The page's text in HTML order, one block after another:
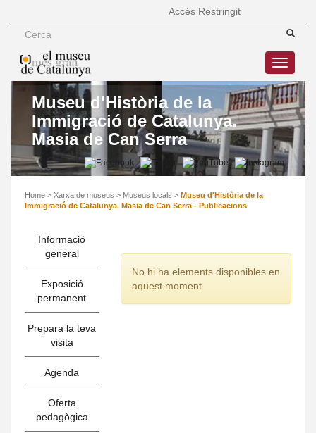
Accés Restringit
Toggle
Museu d'Història de la
Immigració de Catalunya.
Masia de Can Serra
Home > Xarxa de museus > Museus locals > Museu d'Història de la
Immigració de Catalunya. Masia de Can Serra - Publicacions
Informació
general
Exposició
permanent
Prepara la teva
visita
Agenda
Oferta
pedagògica
No hi ha elements disponibles en
aquest moment